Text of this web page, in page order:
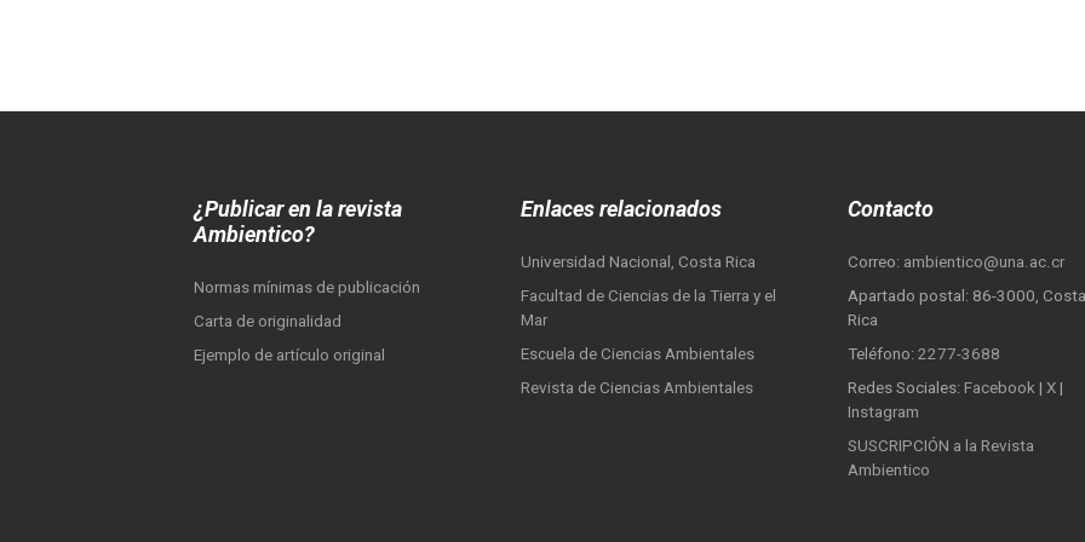
¿Publicar en la revista
Ambientico?
Normas mínimas de publicación
Carta de originalidad
Ejemplo de artículo original
Enlaces relacionados
Universidad Nacional, Costa Rica
Facultad de Ciencias de la Tierra y el
Mar
Escuela de Ciencias Ambientales
Revista de Ciencias Ambientales
Contacto
Correo: ambientico@una.ac.cr
Apartado postal: 86-3000, Costa
Rica
Teléfono: 2277-3688
Redes Sociales: Facebook | X |
Instagram
SUSCRIPCIÓN a la Revista
Ambientico